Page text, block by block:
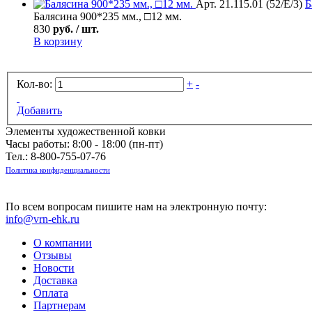
Арт. 21.115.01 (52/Е/3)
Балясина 900*235 мм., □12 мм.
830 руб. / шт.
В корзину
Кол-во: + -
Добавить
Элементы художественной ковки
Часы работы: 8:00 - 18:00 (пн-пт)
Тел.: 8-800-755-07-76
Политика конфиденциальности
По всем вопросам пишите нам на электронную почту:
info@vrn-ehk.ru
О компании
Отзывы
Новости
Доставка
Оплата
Партнерам